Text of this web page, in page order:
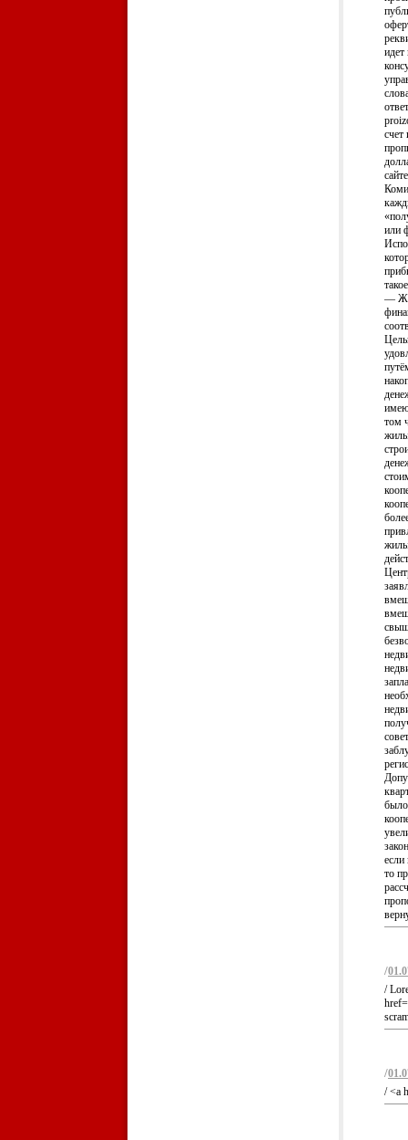
идет
счет
или
—
том
если
то
/
/
/
/ <a